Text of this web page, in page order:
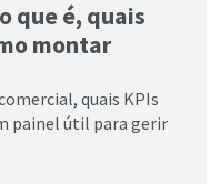
que é, quais
montar
quais KPIs
painel útil para gerir